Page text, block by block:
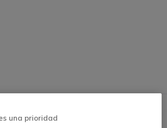
una prioridad